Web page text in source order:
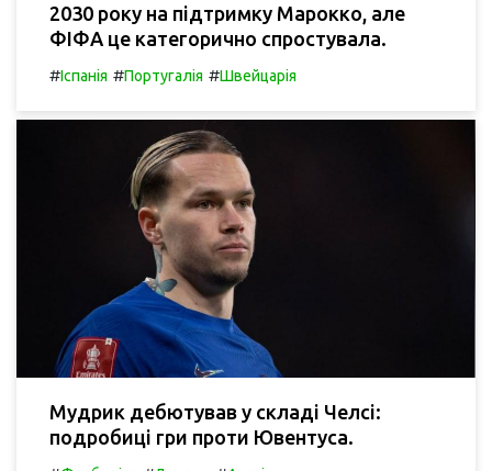
2030 року на підтримку Марокко, але
ФІФА це категорично спростувала.
#Іспанія #Португалія #Швейцарія
Мудрик дебютував у складі Челсі:
подробиці гри проти Ювентуса.